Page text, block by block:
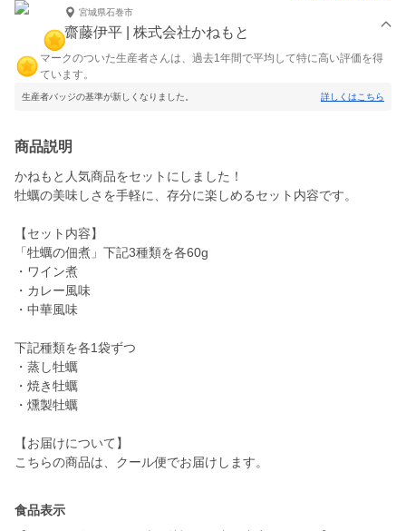
宮城県石巻市
齋藤伊平 | 株式会社かねもと
マークのついた生産者さんは、過去1年間で平均して特に高い評価を得
ています。
生産者バッジの基準が新しくなりました。 詳しくはこちら
商品説明
かねもと人気商品をセットにしました！
牡蠣の美味しさを手軽に、存分に楽しめるセット内容です。
【セット内容】
「牡蠣の佃煮」下記3種類を各60g
・ワイン煮
・カレー風味
・中華風味
下記種類を各1袋ずつ
・蒸し牡蠣
・焼き牡蠣
・燻製牡蠣
【お届けについて】
食品表示